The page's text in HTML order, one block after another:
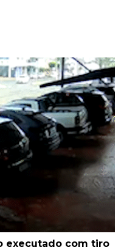
executado com tiro